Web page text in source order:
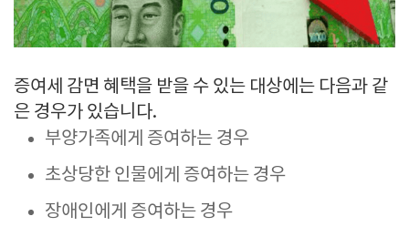
증여세 감면 혜택을 받을 수 있는 대상에는 다음과 같
은 경우가 있습니다.
부양가족에게 증여하는 경우
초상당한 인물에게 증여하는 경우
장애인에게 증여하는 경우